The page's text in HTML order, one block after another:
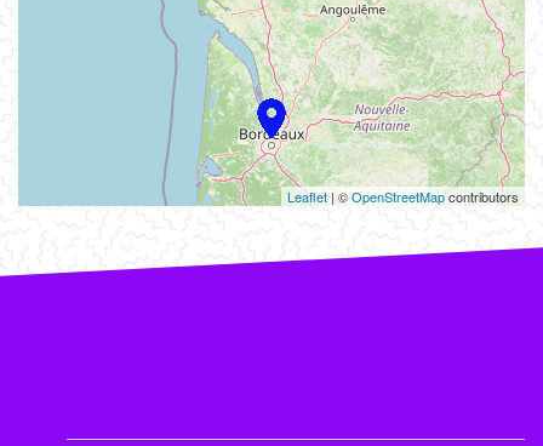
Leaflet| ©OpenStreetMapcontributors